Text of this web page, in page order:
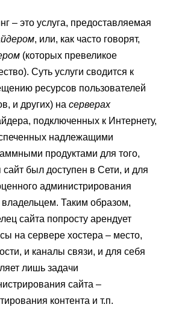
– это услуга, предоставляемая
, или, как часто говорят,
(которых превеликое
Суть услуги сводится к
ресурсов пользователей
и других) насерверах
подключенных к Интернету,
надлежащими
продуктами для того,
сайт был доступен в Сети, и для
администрирования
владельцем. Таким образом,
сайта попросту арендует
на сервере хостера – место,
и каналы связи, и для себя
лишь задачи
сайта –
контента и т.п.